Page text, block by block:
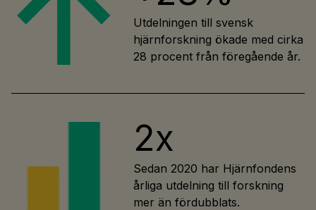
Utdelningen till svensk
hjärnforskning ökade med cirka
28 procent från föregående år.
2x
Sedan 2020 har Hjärnfondens
årliga utdelning till forskning
mer än fördubblats.